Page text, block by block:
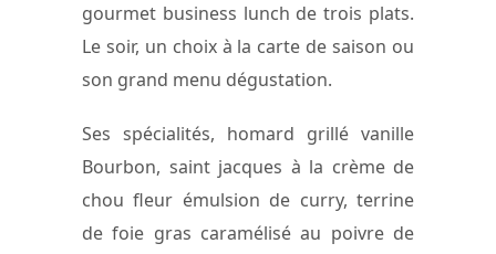
gourmet business lunch de trois plats.
Le soir, un choix à la carte de saison ou
son grand menu dégustation.
Ses spécialités, homard grillé vanille
Bourbon, saint jacques à la crème de
chou fleur émulsion de curry, terrine
de foie gras caramélisé au poivre de